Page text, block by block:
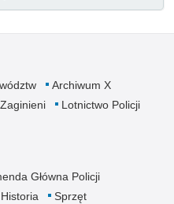
Archiwum X
Zaginieni
Lotnictwo Policji
Główna Policji
Historia
Sprzęt